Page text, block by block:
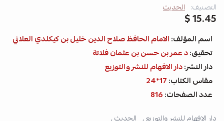
التصنيف: الحديث
15.45 $
اسم المؤلف:الامام الحافظ صلاح الدين خليل بن كيكلدي العلائي
تحقيق:د عمر بن حسن بن عثمان فلاتة
دار النشر:دار الافهام للنشر والتوزيع
مقاس الكتاب:17*24
عدد الصفحات:816
دار الافهام للنشر والتوزيع , الحديث ,